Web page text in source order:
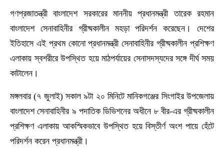
গণপ্রজাতন্ত্রী বাংলাদেশ সরকারের মাননীয় প্রধানমন্ত্রী তারেক রহমান
বাংলাদেশ সেনাবাহিনীর গ্রীষ্মকালীন মহড়া পরিদর্শন করেছেন। দেশের
ইতিহাসে এই প্রথম কোনো প্রধানমন্ত্রী সেনাবাহিনীর গ্রীষ্মকালীন প্রশিক্ষণ
এলাকায় স্বশরীরে উপস্থিত হয়ে মাঠপর্যায়ের সেনাসদস্যদের সঙ্গে দীর্ঘ সময়
কাটালেন।
মঙ্গলবার (৭ জুলাই) সকাল ৯টা ২০ মিনিটে মানিকগঞ্জের সিংগাইর উপজেলায়
বাংলাদেশ সেনাবাহিনীর ৯ পদাতিক ডিভিশনের অধীনে ৮ বীর-এর গ্রীষ্মকালীন
প্রশিক্ষণ এলাকায় আকস্মিকভাবে উপস্থিত হয়ে বিস্তীর্ণ অংশ পায়ে হেঁটে
পরিদর্শন করেন প্রধানমন্ত্রী।